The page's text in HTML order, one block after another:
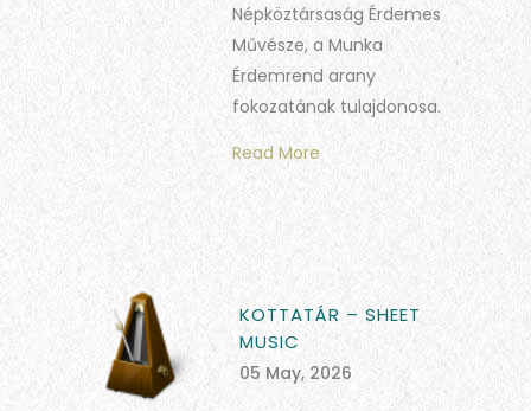
Népköztársaság Érdemes
Művésze, a Munka
Érdemrend arany
fokozatának tulajdonosa.
Read More
KOTTATÁR – SHEET
MUSIC
05 May, 2026